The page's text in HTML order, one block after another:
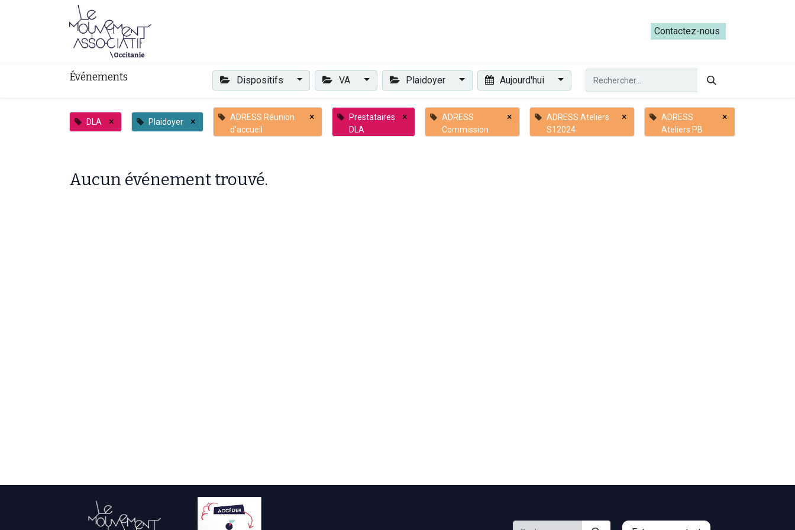
Les ateliers du Parcours ADRESS [mai-juin 2026]
Contactez-nous​​
Événements Dispositifs VA Plaidoyer Aujourd'hui
DLA × Plaidoyer ×
ADRESS Réunion
d'accueil
×
Prestataires
DLA
×
ADRESS
Commission
×
ADRESS Ateliers
S12024
×
ADRESS
Ateliers PB
×
Aucun événement trouvé.